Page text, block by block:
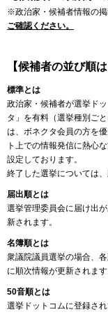
※政治家・候補者情報の掲
ご確認ください。
【候補者の並び順
標準とは
政治家・候補者が選挙ド
タ」を有料（選挙種別ご
は、ボネクタ会員の方を
ト上での情報発信に熱心
設定しております。
終了した選挙については
届出順とは
選挙管理委員会に届け出
新されます。
名簿順とは
衆議院議員選挙の場合、
に順次情報が更新されます
50音順とは
選挙ドットコムに登録さ